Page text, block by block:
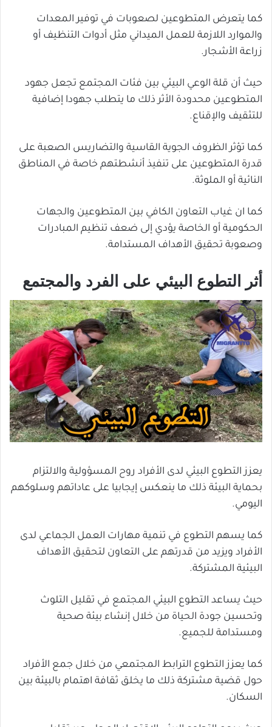
كما يتعرض المتطوعين لصعوبات في توفير المعدات
والموارد اللازمة للعمل الميداني مثل أدوات التنظيف أو
زراعة الأشجار.
حيث أن قلة الوعي البيئي بين فئات المجتمع تجعل جهود
المتطوعين محدودة الأثر ذلك ما يتطلب جهودا إضافية
للتثقيف والإقناع.
كما تؤثر الظروف الجوية القاسية والتضاريس الصعبة على
قدرة المتطوعين على تنفيذ أنشطتهم خاصة في المناطق
النائية أو الملوثة.
كما ان غياب التعاون الكافي بين المتطوعين والجهات
الحكومية أو الخاصة يؤدي إلى ضعف تنظيم المبادرات
وصعوبة تحقيق الأهداف المستدامة.
أثر التطوع البيئي على الفرد والمجتمع
يعزز التطوع البيئي لدى الأفراد روح المسؤولية والالتزام
بحماية البيئة ذلك ما ينعكس إيجابيا على عاداتهم وسلوكهم
اليومي.
كما يسهم التطوع في تنمية مهارات العمل الجماعي لدى
الأفراد ويزيد من قدرتهم على التعاون لتحقيق الأهداف
البيئية المشتركة.
حيث يساعد التطوع البيئي المجتمع في تقليل التلوث
وتحسين جودة الحياة من خلال إنشاء بيئة صحية
ومستدامة للجميع.
كما يعزز التطوع الترابط المجتمعي من خلال جمع الأفراد
حول قضية مشتركة ذلك ما يخلق ثقافة اهتمام بالبيئة بين
السكان.